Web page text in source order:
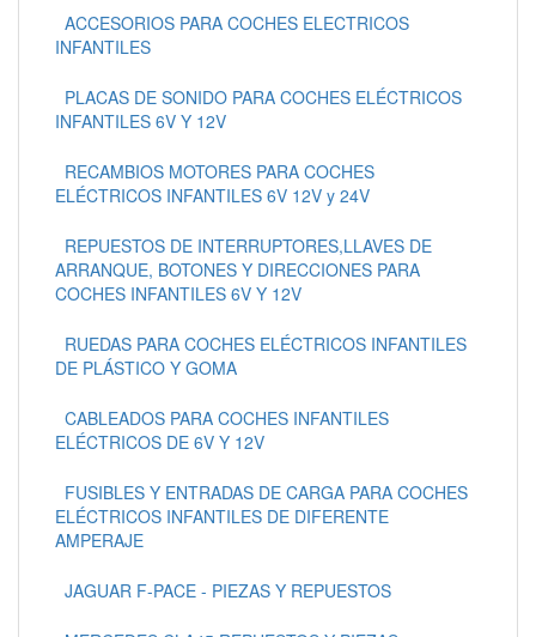
ACCESORIOS PARA COCHES ELECTRICOS
INFANTILES
PLACAS DE SONIDO PARA COCHES ELÉCTRICOS
INFANTILES 6V Y 12V
RECAMBIOS MOTORES PARA COCHES
ELÉCTRICOS INFANTILES 6V 12V y 24V
REPUESTOS DE INTERRUPTORES,LLAVES DE
ARRANQUE, BOTONES Y DIRECCIONES PARA
COCHES INFANTILES 6V Y 12V
RUEDAS PARA COCHES ELÉCTRICOS INFANTILES
DE PLÁSTICO Y GOMA
CABLEADOS PARA COCHES INFANTILES
ELÉCTRICOS DE 6V Y 12V
FUSIBLES Y ENTRADAS DE CARGA PARA COCHES
ELÉCTRICOS INFANTILES DE DIFERENTE
AMPERAJE
JAGUAR F-PACE - PIEZAS Y REPUESTOS